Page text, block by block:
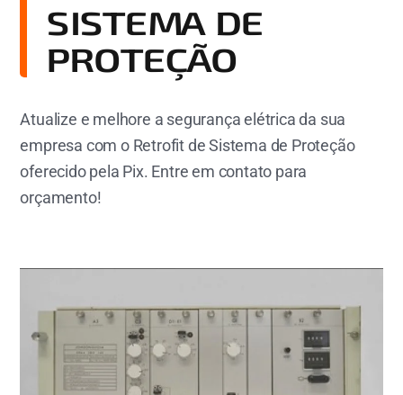
SISTEMA DE
PROTEÇÃO
Atualize e melhore a segurança elétrica da sua
empresa com o Retrofit de Sistema de Proteção
oferecido pela Pix. Entre em contato para
orçamento!